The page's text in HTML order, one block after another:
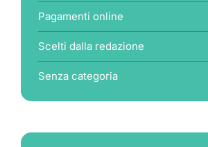
Pagamenti online
Scelti dalla redazione
Senza categoria